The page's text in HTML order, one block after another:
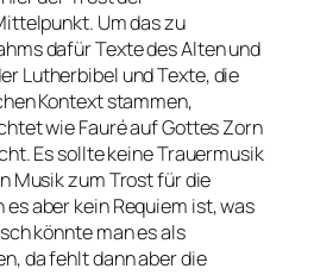
Um das zu
dafür Texte des Alten und
Lutherbibel und Texte, die
Kontext stammen,
wie Fauré auf Gottes Zorn
Es sollte keine Trauermusik
Musik zum Trost für die
es aber kein Requiem ist, was
könnte man es als
da fehlt dann aber die